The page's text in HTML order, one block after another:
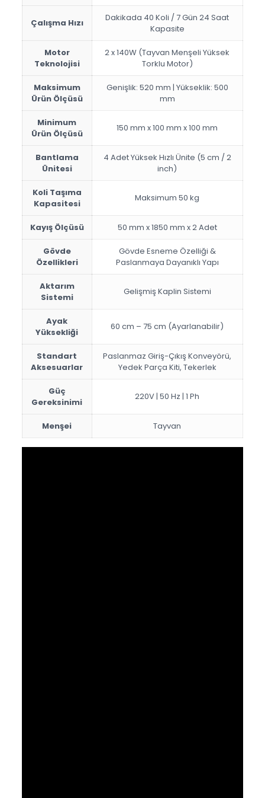
Çalışma Hızı
Dakikada 40 Koli / 7 Gün 24 Saat
Kapasite
Motor
Teknolojisi
2 x 140W (Tayvan Menşeli Yüksek
Torklu Motor)
Maksimum
Ürün Ölçüsü
Genişlik: 520 mm | Yükseklik: 500
mm
Minimum
Ürün Ölçüsü
150 mm x 100 mm x 100 mm
Bantlama
Ünitesi
4 Adet Yüksek Hızlı Ünite (5 cm / 2
inch)
Koli Taşıma
Kapasitesi
Maksimum 50 kg
Kayış Ölçüsü 50 mm x 1850 mm x 2 Adet
Gövde
Özellikleri
Gövde Esneme Özelliği &
Paslanmaya Dayanıklı Yapı
Aktarım
Sistemi
Gelişmiş Kaplin Sistemi
Ayak
Yüksekliği
60 cm – 75 cm (Ayarlanabilir)
Standart
Aksesuarlar
Paslanmaz Giriş-Çıkış Konveyörü,
Yedek Parça Kiti, Tekerlek
Güç
Gereksinimi
220V | 50 Hz | 1 Ph
Menşei Tayvan